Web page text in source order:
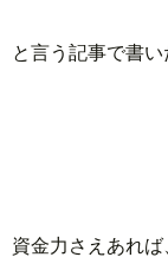
と言う記事で書い
資金力さえあれ